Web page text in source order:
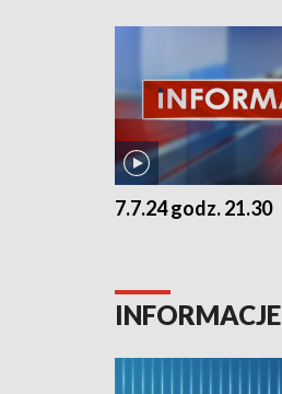
7.7.24 godz. 21.30
INFORMACJE